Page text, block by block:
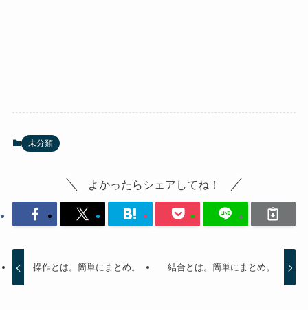
未分類
よかったらシェアしてね！
操作とは。簡単にまとめ。 結合とは。簡単にまとめ。